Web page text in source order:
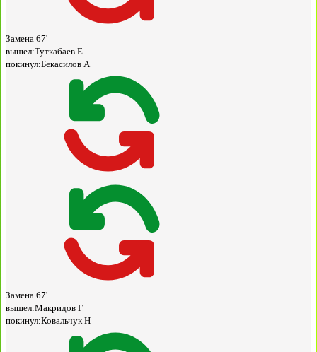
Замена 67'
вышел:Туткабаев Е
покинул:Бекасилов А
Замена 67'
вышел:Макридов Г
покинул:Ковальчук Н